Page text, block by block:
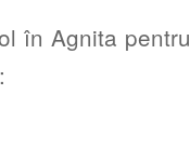
în Agnita pentru